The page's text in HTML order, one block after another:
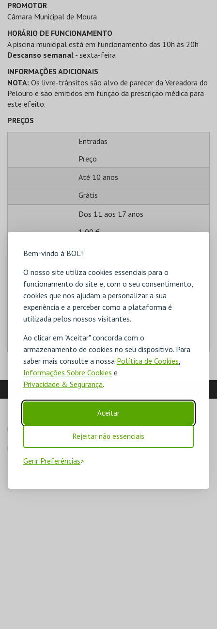
Bem-vindo à BOL!
O nosso site utiliza cookies essenciais para o
funcionamento do site e, com o seu consentimento,
cookies que nos ajudam a personalizar a sua
experiência e a perceber como a plataforma é
utilizada pelos nossos visitantes.
Ao clicar em "Aceitar" concorda com o
armazenamento de cookies no seu dispositivo. Para
saber mais consulte a nossa Política de Cookies
Informações Sobre Cookies e
Privacidade & Segurança.
Aceitar
Rejeitar não essenciais
Gerir Preferências
PROMOTOR
Câmara Municipal de Moura
HORÁRIO DE FUNCIONAMENTO
A piscina municipal está em funcionamento das 10h às 20h
Descanso semanal - sexta-feira
INFORMAÇÕES ADICIONAIS
NOTA: Os livre-trânsitos são alvo de parecer da Vereadora do
Pelouro e são emitidos em função da prescrição médica para
este efeito.
PREÇOS
Entradas
Preço
Até 10 anos
Grátis
Dos 11 aos 17 anos
1,00 €
Dos 11 aos 17 anos (Cartão Jovem)
0,75 €
Maiores de 18 anos
1,50 €
Maiores de 18 anos (Cartão Jovem)
1,25 €
LOCALIZAÇÃO
Rua Leonardo Mendonça
Direcções para Piscina Mun. Ar Livre